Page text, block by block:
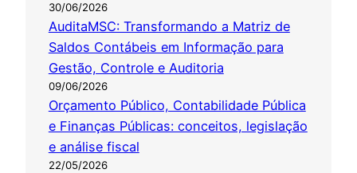
30/06/2026
AuditaMSC: Transformando a Matriz de
Saldos Contábeis em Informação para
Gestão, Controle e Auditoria
09/06/2026
Orçamento Público, Contabilidade Pública
e Finanças Públicas: conceitos, legislação
e análise fiscal
22/05/2026